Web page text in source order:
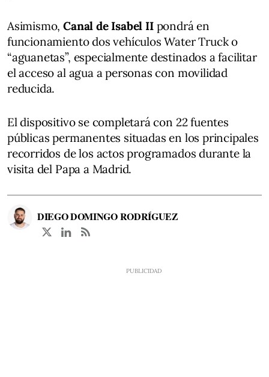
Asimismo,Canal de Isabel II pondrá en
funcionamiento dos vehículos Water Truck o
“aguanetas”, especialmente destinados a facilitar
el acceso al agua a personas con movilidad
reducida.
El dispositivo se completará con 22 fuentes
públicas permanentes situadas en los principales
recorridos de los actos programados durante la
visita del Papa a Madrid.
DIEGO DOMINGO RODRÍGUEZ